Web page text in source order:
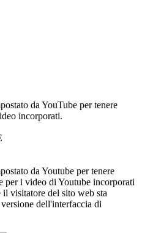
da YouTube per tenere
incorporati.
da Youtube per tenere
per i video di Youtube incorporati
il visitatore del sito web sta
dell'interfaccia di